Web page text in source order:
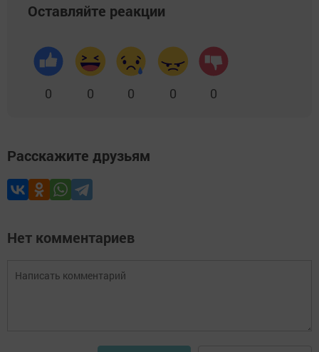
Оставляйте реакции
0 0 0 0 0
Расскажите друзьям
Нет комментариев